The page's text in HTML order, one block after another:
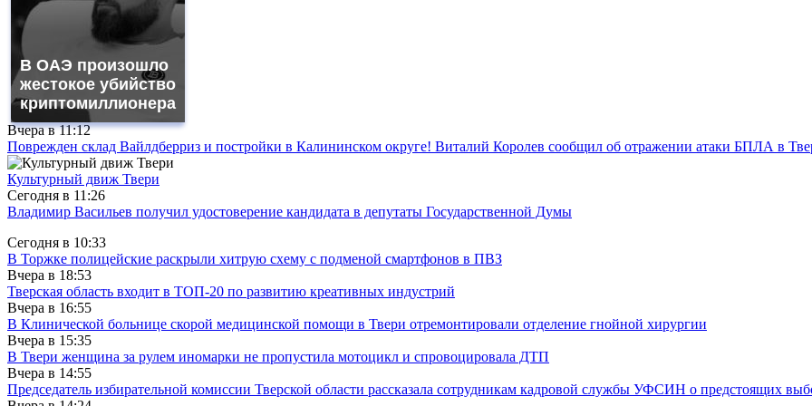
В ОАЭ произошло
жестокое убийство
криптомиллионера
Вчера в11:12
Поврежден склад Вайлдберриз и постройки в Калининском округе! Виталий Королев сообщил об отражении атаки БПЛА в
Культурный движ Твери
Сегодня в 11:26
Владимир Васильев получил удостоверение кандидата в депутаты Государственной Думы
Сегодня в 10:33
В Торжке полицейские раскрыли хитрую схему с подменой смартфонов в ПВЗ
Вчера в 18:53
Тверская область входит в ТОП-20 по развитию креативных индустрий
Вчера в 16:55
В Клинической больнице скорой медицинской помощи в Твери отремонтировали отделение гнойной хирургии
Вчера в 15:35
В Твери женщина за рулем иномарки не пропустила мотоцикл и спровоцировала ДТП
Вчера в 14:55
Председатель избирательной комиссии Тверской области рассказала сотрудникам кадровой службы УФСИН о предстоящих